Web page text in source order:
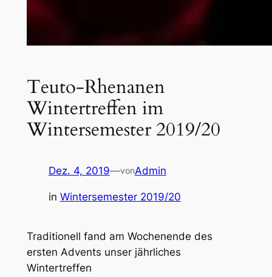
Teuto-Rhenanen
Wintertreffen im
Wintersemester 2019/20
Dez. 4, 2019—vonAdmin
in Wintersemester 2019/20
Traditionell fand am Wochenende des
ersten Advents unser jährliches
Wintertreffen